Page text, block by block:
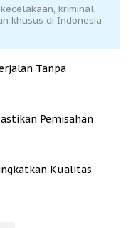
kriminal,
khusus di Indonesia
Tanpa
Pemisahan
Kualitas